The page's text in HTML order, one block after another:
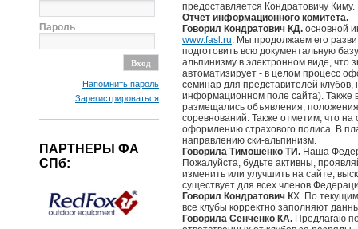
Пароль
Напомнить пароль
Зарегистрироваться
ПАРТНЕРЫ ФА
СПб:
предоставляется Кондратовичу Киму.
Отчёт информационного комитета.
Говорил Кондратович КД. основной
www.fasl.ru. Мы продолжаем его
подготовить всю документальную
альпинизму в электронном виде, что
автоматизирует - в целом процесс
семинар для представителей
информационном поле сайта). Также
размещались объявления,
соревнований. Также отметим, что
оформлению страхового полиса. В
направлению ски-альпинизм.
Говорила Тимошенко ТИ. Наша
Пожалуйста, будьте активны,
изменить или улучшить на сайте,
существует для всех членов
Говорил Кондратович КХ. По
все клубы корректно заполняют
Говорила Сенченко КА. Предлагаю